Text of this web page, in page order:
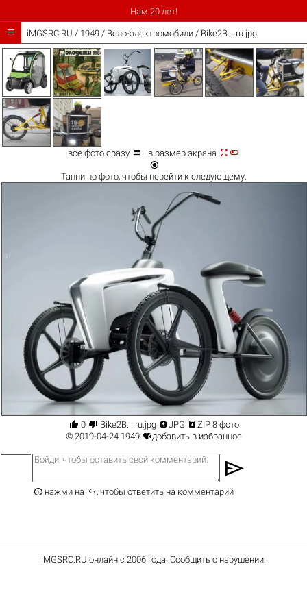
Нам 20 лет!
 iMGSRC.RU / 1949/ Вело-электромобили / Bike2B....ru.jpg
все фото сразу  | в размер экрана 

Тапни по фото, чтобы перейти к следующему.
 0  Bike2B....ru.jpg JPG  ZIP 8 фото
© 2019-04-24 1949 добавить в избранное
send
 нажми на  , чтобы ответить на комментарий
iMGSRC.RU онлайн с 2006 года Сообщить о нарушении